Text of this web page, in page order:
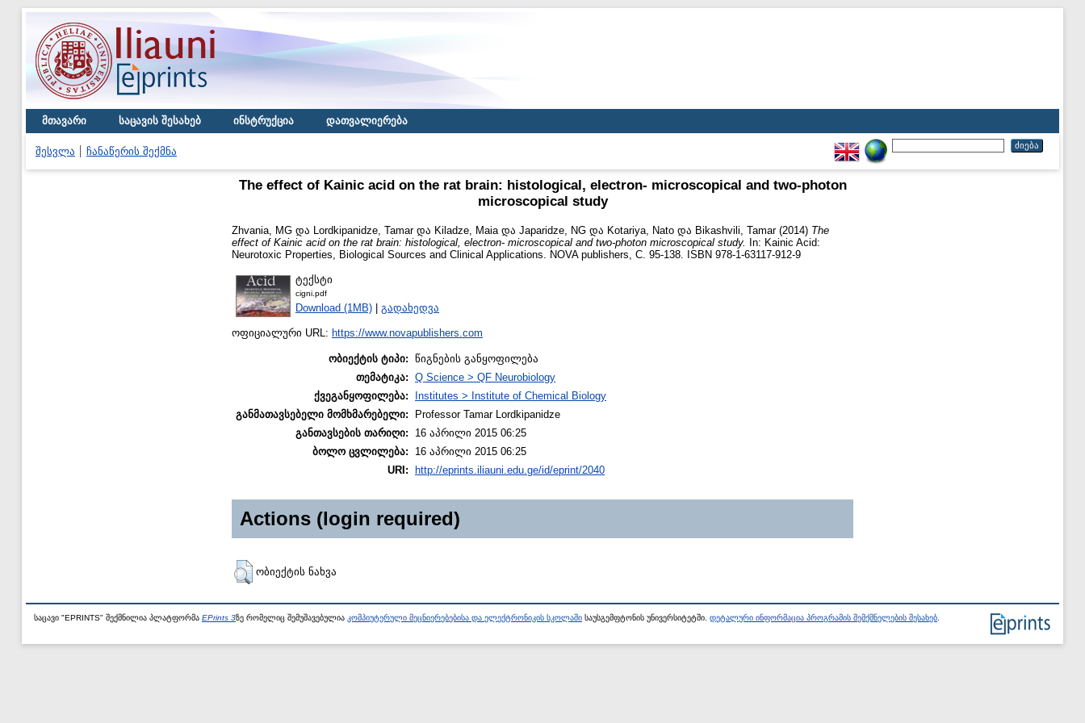
მთავარი საცავის შესახებ ინსტრუქცია დათვალიერება
შესვლა ჩანაწერის შექმნა
The effect of Kainic acid on the rat brain: histological, electron- microscopical and two-photon
microscopical study
Zhvania, MG და Lordkipanidze, Tamarდა Kiladze, Maia და Japaridze, NG და Kotariya, Nato და Bikashvili, Tamar(2014) The
effect of Kainic acid on the rat brain: histological, electron- microscopical and two-photon microscopical study.
In: Kainic Acid:
Neurotoxic Properties, Biological Sources and Clinical Applications. NOVA publishers, С. 95-138. ISBN 978-1-63117-912-9
ტექსტი
cigni.pdf
Download (1MB) | გადახედვა
ოფიციალური URL: https://www.novapublishers.com
ობიექტის ტიპი: წიგნების განყოფილება
თემატიკა: Q Science > QF Neurobiology
ქვეგანყოფილება:
Institutes > Institute of Chemical Biology
განმათავსებელი მომხმარებელი:
Professor Tamar Lordkipanidze
განთავსების თარიღი:
16 აპრილი 2015 06:25
ბოლო ცვლილება:
16 აპრილი 2015 06:25
URI:
http://eprints.iliauni.edu.ge/id/eprint/2040
Actions (login required)
ობიექტის ნახვა
საცავი "EPRINTS" შექმნილია პლატფორმა EPrints 3ზე რომელიც შემუშავებულია კომპიუტერული მეცნიერებებისა და ელექტრონიკის სკოლაში საუსგემფტონის უნივერსიტეტში. დეტალური ინფორმაცია პროგრამის შემქმნელების შესახებ.